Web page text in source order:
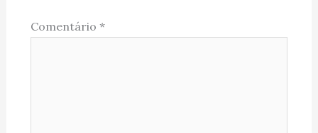
Comentário *